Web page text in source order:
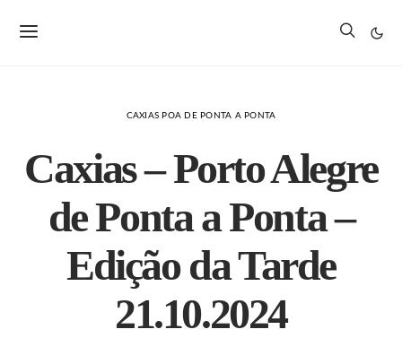
CAXIAS POA DE PONTA A PONTA
Caxias – Porto Alegre
de Ponta a Ponta –
Edição da Tarde
21.10.2024